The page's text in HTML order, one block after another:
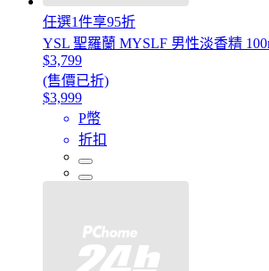
任選1件享95折
YSL 聖羅蘭 MYSLF 男性淡香精
$3,799
(售價已折)
$3,999
P幣
折扣